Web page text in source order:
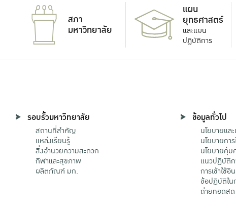
สภา
มหาวิทยาลัย
แผน
ยุทธศาสตร์
และแผน
ปฏิบัติการ
รอบรั้วมหาวิทยาลัย
สถานที่สำคัญ
แหล่งเรียนรู้
สิ่งอำนวยความสะดวก
กีฬาและสุขภาพ
ผลิตภัณฑ์ มก.
ข้อมูลทั่วไป
นโยบายแ
นโยบายกา
นโยบายคุ้
แนวปฏิบัติ
การเข้าใช้อิ
ข้อปฏิบัติใน
ถ่ายทอดสด